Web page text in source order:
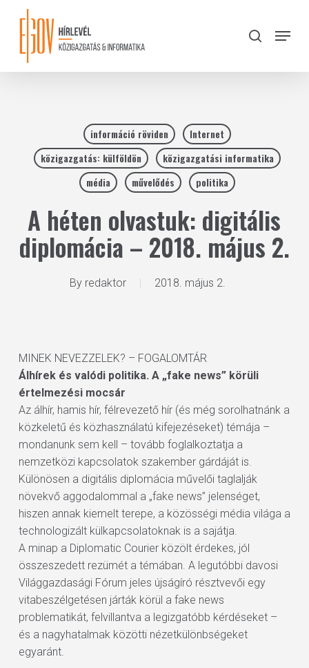
content
search
Menu
információ röviden
Internet
közigazgatás: külföldön
közigazgatási informatika
média
művelődés politika
A héten olvastuk: digitális
diplomácia – 2018. május 2.
By redaktor 2018. május 2.
MINEK NEVEZZELEK? – FOGALOMTÁR
Álhírek és valódi politika. A „fake news” körüli
értelmezési mocsár
Az álhír, hamis hír, félrevezető hír (és még sorolhatnánk a
közkeletű és közhasználatú kifejezéseket) témája –
mondanunk sem kell – tovább foglalkoztatja a
nemzetközi kapcsolatok szakember gárdáját is.
Különösen a digitális diplomácia művelői taglalják
növekvő aggodalommal a „fake news” jelenséget,
hiszen annak kiemelt terepe, a közösségi média világa a
technologizált külkapcsolatoknak is a sajátja.
A minap a Diplomatic Courier közölt érdekes, jól
összeszedett rezümét a témában. A legutóbbi davosi
Világgazdasági Fórum jeles újságíró résztvevői egy
vitabeszélgetésen járták körül a fake news
problematikát, felvillantva a legizgatóbb kérdéseket –
és a nagyhatalmak közötti nézetkülönbségeket
egyaránt.
Close